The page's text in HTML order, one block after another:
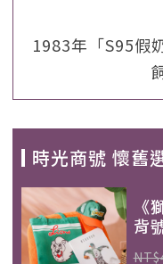
1983年「S95假
時光商號 懷舊
《
背